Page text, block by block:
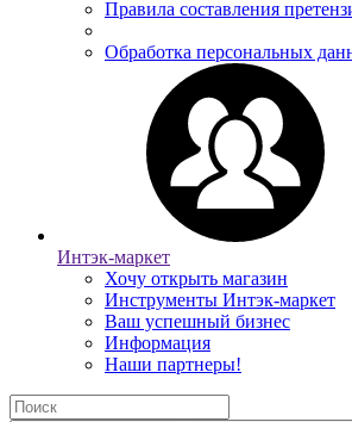
Правила составления
Обработка персональных
Интэк-маркет
Хочу открыть магазин
Инструменты Интэк-маркет
Ваш успешный бизнес
Информация
Наши партнеры!